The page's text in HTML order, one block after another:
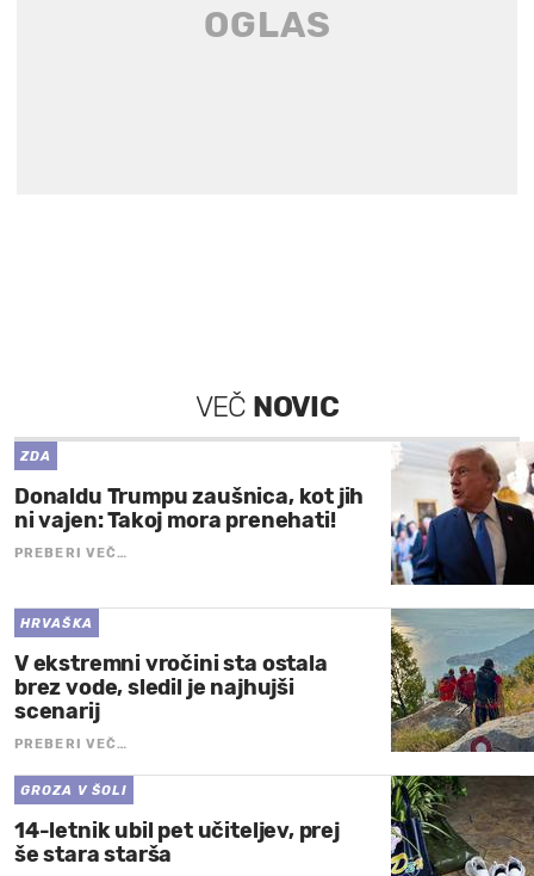
VEČ NOVIC
ZDA
Donaldu Trumpu zaušnica, kot jih
ni vajen: Takoj mora prenehati!
PREBERI VEČ…
HRVAŠKA
V ekstremni vročini sta ostala
brez vode, sledil je najhujši
scenarij
PREBERI VEČ…
GROZA V ŠOLI
14-letnik ubil pet učiteljev, prej
še stara starša